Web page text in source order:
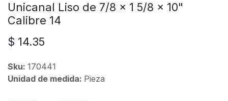
Unicanal Liso de 7/8 x 1 5/8 x 10"
Calibre 14
$ 14.35
Sku: 170441
Unidad de medida: Pieza